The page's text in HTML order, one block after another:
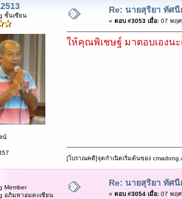
ชั้นเซียน
น์
Re: นายสุริยา ทัศ
« ตอบ #3053 เมื่อ:07 พฤศ
ให้คุณพิเชษฐ์ มาตอบเองน
[โบราณคดี]จุดกำเนิดเริ่มต้นของ
Member
อภิมหาอมตะเซียน
Re: นายสุริยา ทัศ
« ตอบ #3054 เมื่อ:07 พฤศ